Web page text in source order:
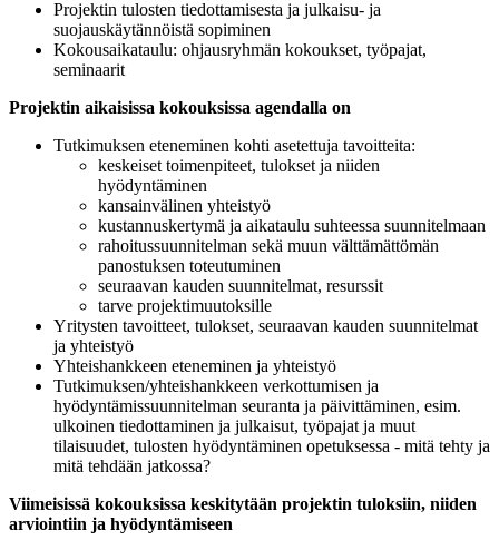
Projektin tulosten tiedottamisesta ja julkaisu- ja
suojauskäytännöistä sopiminen
Kokousaikataulu: ohjausryhmän kokoukset, työpajat,
seminaarit
Projektin aikaisissa kokouksissa agendalla on
Tutkimuksen eteneminen kohti asetettuja tavoitteita:
keskeiset toimenpiteet, tulokset ja niiden
hyödyntäminen
kansainvälinen yhteistyö
kustannuskertymä ja aikataulu suhteessa suunnitelmaan
rahoitussuunnitelman sekä muun välttämättömän
panostuksen toteutuminen
seuraavan kauden suunnitelmat, resurssit
tarve projektimuutoksille
Yritysten tavoitteet, tulokset, seuraavan kauden suunnitelmat
ja yhteistyö
Yhteishankkeen eteneminen ja yhteistyö
Tutkimuksen/yhteishankkeen verkottumisen ja
hyödyntämissuunnitelman seuranta ja päivittäminen, esim.
ulkoinen tiedottaminen ja julkaisut, työpajat ja muut
tilaisuudet, tulosten hyödyntäminen opetuksessa - mitä tehty ja
mitä tehdään jatkossa?
Viimeisissä kokouksissa keskitytään projektin tuloksiin, niiden
arviointiin ja hyödyntämiseen